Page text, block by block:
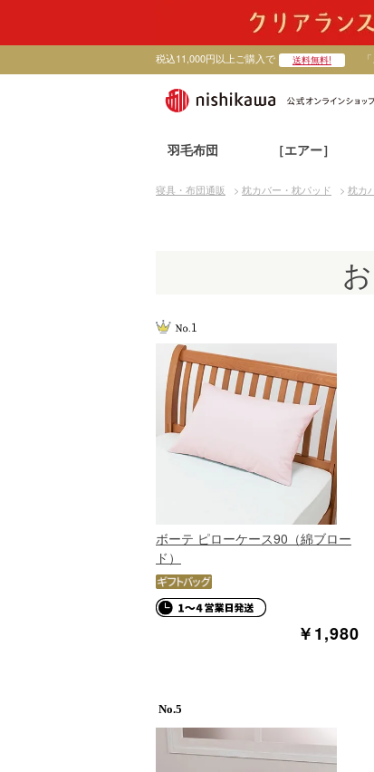
税込11,000円以上ご購入で 送料無料!
羽毛布団 ［エアー］
寝具・布団通販 > 枕カバー・枕パッド > 枕カ
ボーテ ピローケース90（綿ブロー
ド）
￥1,980
5